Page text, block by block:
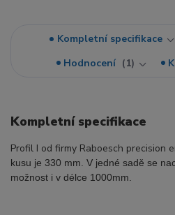
Kompletní specifikace
Hodnocení
1
Kompletní specifikace
Profil I od firmy Raboesch precision
kusu je 330 mm. V jedné sadě se
možnost i v délce 1000mm.